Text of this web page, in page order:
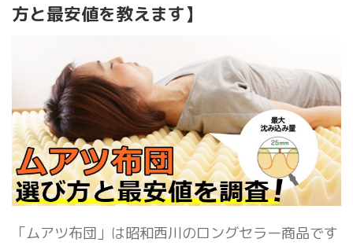
方と最安値を教えます】
「ムアツ布団」は昭和西川のロングセラー商品です